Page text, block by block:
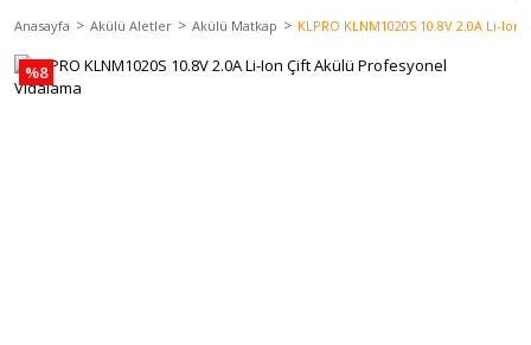
Anasayfa Akülü Aletler Akülü Matkap KLPRO KLNM1020S 10.8V 2.0A Li-
%8